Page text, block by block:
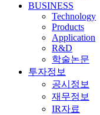
BUSINESS
Technology
Products
Application
R&D
학술논문
투자정보
공시정보
재무정보
IR자료